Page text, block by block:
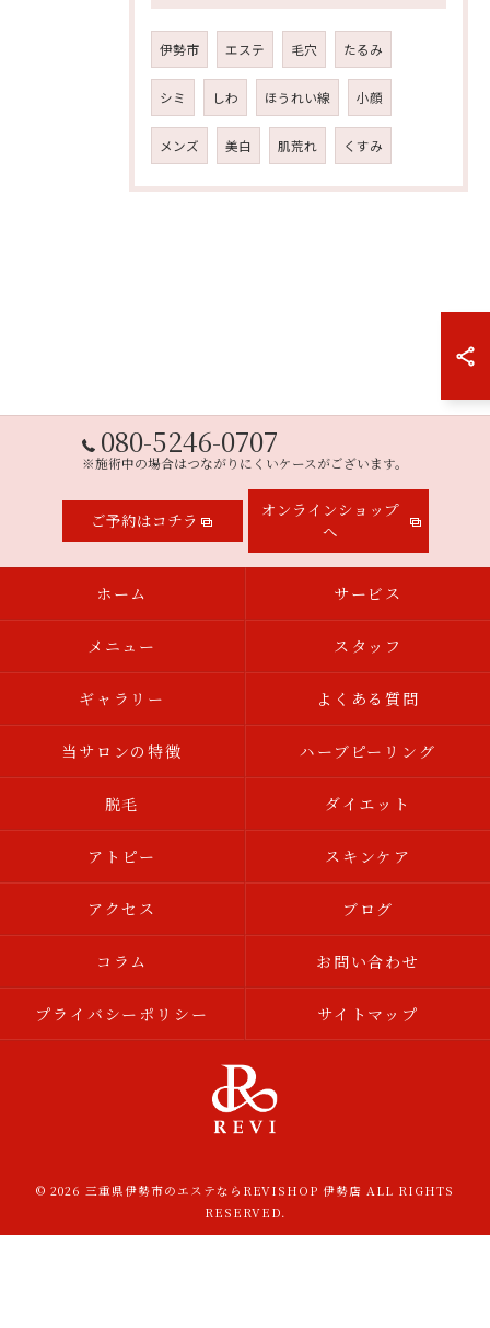
伊勢市 エステ 毛穴 たるみ
シミ しわ ほうれい線 小顔
メンズ 美白 肌荒れ くすみ
080-5246-0707
※施術中の場合はつながりにくいケースがございます。
ご予約はコチラ
オンラインショップ
へ
ホーム サービス
メニュー スタッフ
ギャラリー よくある質問
当サロンの特徴 ハーブピーリング
脱毛 ダイエット
アトピー スキンケア
アクセス ブログ
コラム お問い合わせ
プライバシーポリシー サイトマップ
© 2026 三重県伊勢市のエステならREVISHOP 伊勢店 ALL RIGHTS
RESERVED.